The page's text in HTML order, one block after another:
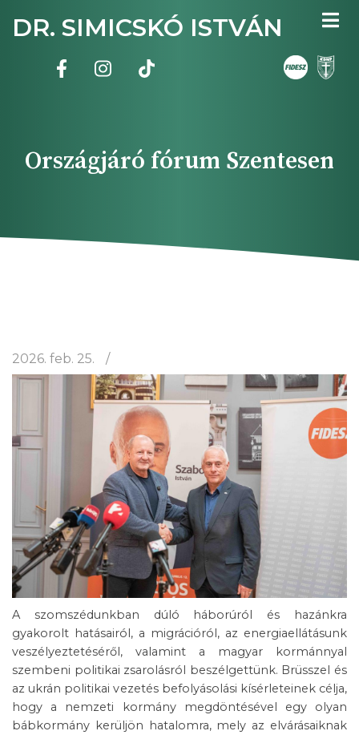
tartalomra
DR. SIMICSKÓ ISTVÁN
Országjáró fórum Szentesen
2026. feb. 25.
A szomszédunkban dúló háborúról és hazánkra
gyakorolt hatásairól, a migrációról, az energiaellátásunk
veszélyeztetéséről, valamint a magyar kormánnyal
szembeni politikai zsarolásról beszélgettünk. Brüsszel és
az ukrán politikai vezetés befolyásolási kísérleteinek célja,
hogy a nemzeti kormány megdöntésével egy olyan
bábkormány kerüljön hatalomra, mely az elvárásaiknak